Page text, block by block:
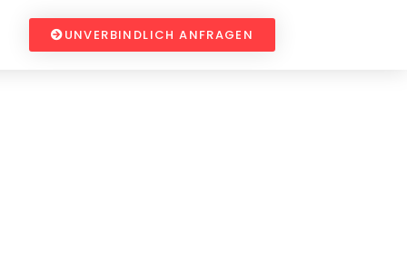
UNVERBINDLICH ANFRAGEN